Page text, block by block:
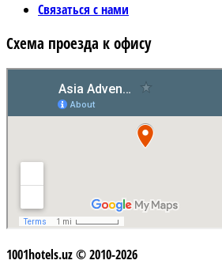
Связаться с нами
Схема проезда к офису
1001hotels.uz © 2010-2026